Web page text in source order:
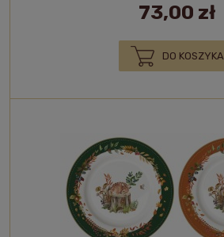
73,00 zł
DO KOSZYKA